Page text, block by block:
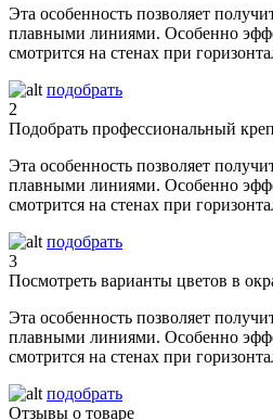
Эта особенность позволяет
плавными линиями. Особенно
смотрится на стенах при
подобрать
2
Подобрать профессиональный
Эта особенность позволяет
плавными линиями. Особенно
смотрится на стенах при
подобрать
3
Посмотреть варианты цветов в
Эта особенность позволяет
плавными линиями. Особенно
смотрится на стенах при
подобрать
Отзывы о товаре